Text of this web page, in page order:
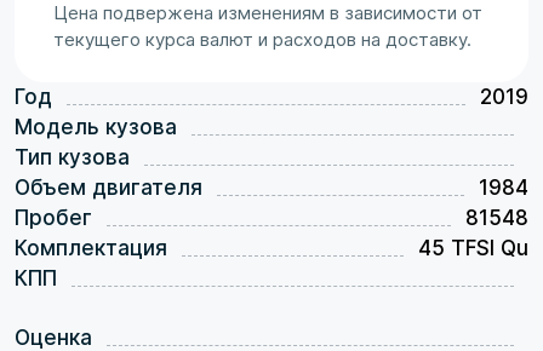
Год
2019
Модель кузова
Тип кузова
Объем двигателя
1984
Пробег
81548
Комплектация
45 TFSI Qu
КПП
Оценка
Цена подвержена изменениям в зависимости от
текущего курса валют и расходов на доставку.